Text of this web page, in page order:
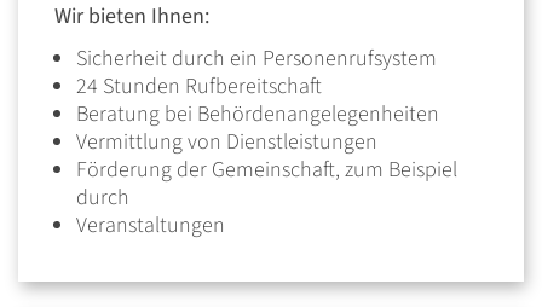
Wir bieten Ihnen:
Sicherheit durch ein Personenrufsystem
24 Stunden Rufbereitschaft
Beratung bei Behördenangelegenheiten
Vermittlung von Dienstleistungen
Förderung der Gemeinschaft, zum Beispiel
durch
Veranstaltungen